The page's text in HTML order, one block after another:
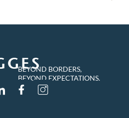
BEYOND BORDERS,
BEYOND EXPECTATIONS.